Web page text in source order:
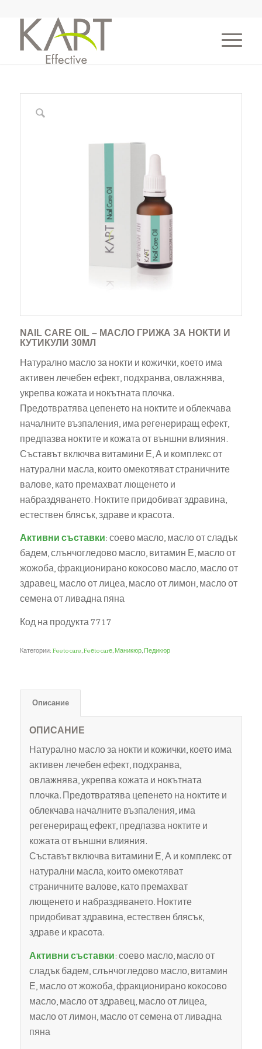
NAIL CARE OIL – МАСЛО ГРИЖА ЗА НОКТИ И
КУТИКУЛИ 30МЛ
Натурално масло за нокти и кожички, което има
активен лечебен ефект, подхранва, овлажнява,
укрепва кожата и нокътната плочка.
Предотвратява цепенето на ноктите и облекчава
началните възпаления, има регенериращ ефект,
предпазва ноктите и кожата от външни влияния.
Съставът включва витамини Е, А и комплекс от
натурални масла, които омекотяват страничните
валове, като премахват лющенето и
набраздяването. Ноктите придобиват здравина,
естествен блясък, здраве и красота.
Активни съставки: соево масло, масло от сладък
бадем, слънчогледово масло, витамин Е, масло от
жожоба, фракционирано кокосово масло, масло от
здравец, масло от лицеа, масло от лимон, масло от
семена от ливадна пяна
Код на продукта 7717
Категории: Feeto care Feеto carе, Маникюр, Педикюр
Описание
ОПИСАНИЕ
Натурално масло за нокти и кожички, което има
активен лечебен ефект, подхранва,
овлажнява, укрепва кожата и нокътната
плочка. Предотвратява цепенето на ноктите и
облекчава началните възпаления, има
регенериращ ефект, предпазва ноктите и
кожата от външни влияния.
Съставът включва витамини Е, А и комплекс от
натурални масла, които омекотяват
страничните валове, като премахват
лющенето и набраздяването. Ноктите
придобиват здравина, естествен блясък,
здраве и красота.
Активни съставки: соево масло, масло от
сладък бадем, слънчогледово масло, витамин
Е, масло от жожоба, фракционирано кокосово
масло, масло от здравец, масло от лицеа,
масло от лимон, масло от семена от ливадна
пяна